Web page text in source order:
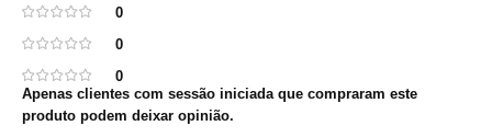
0
0
0
Apenas clientes com sessão iniciada que compraram este
produto podem deixar opinião.